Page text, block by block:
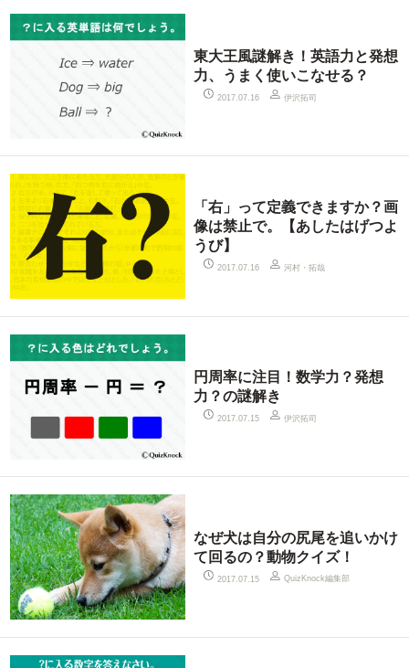
東大王風謎解き！英語力と発想
力、うまく使いこなせる？
2017.07.16 伊沢拓司
「右」って定義できますか？画
像は禁止で。【あしたはげつよ
うび】
2017.07.16 河村・拓哉
円周率に注目！数学力？発想
力？の謎解き
2017.07.15 伊沢拓司
なぜ犬は自分の尻尾を追いかけ
て回るの？動物クイズ！
2017.07.15 QuizKnock編集部